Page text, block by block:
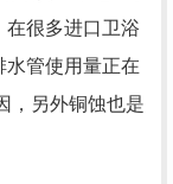
在很多进口卫浴
水管使用量正在
，另外铜蚀也是